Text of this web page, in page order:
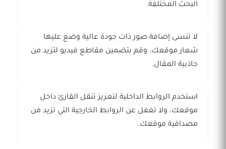
البحث المختلفة.
لا تنسى إضافة صور ذات جودة عالية وضع عليها
شعار موقعك، وقم بتضمين مقاطع فيديو لتزيد من
جاذبية المقال.
استخدم الروابط الداخلية لتعزيز تنقل القارئ داخل
موقعك، ولا تغفل عن الروابط الخارجية التي تزيد من
مصداقية موقعك.